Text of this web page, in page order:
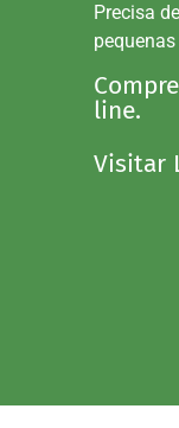
Precisa
line.
Visitar